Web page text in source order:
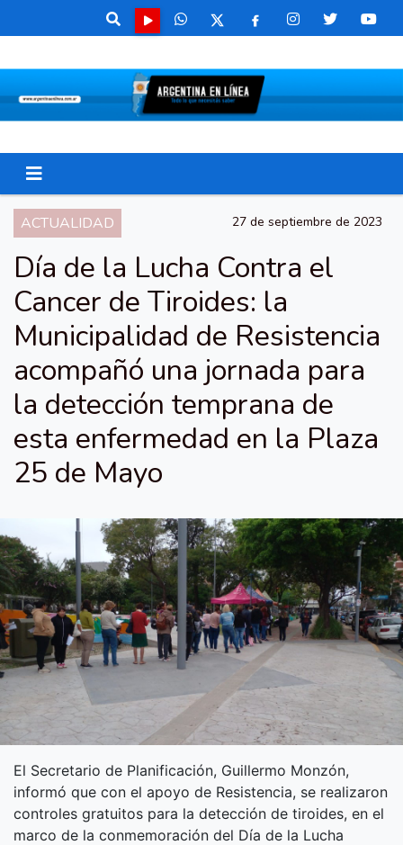
ACTUALIDAD 27 de septiembre de 2023
Día de la Lucha Contra el
Cancer de Tiroides: la
Municipalidad de Resistencia
acompañó una jornada para
la detección temprana de
esta enfermedad en la Plaza
25 de Mayo
El Secretario de Planificación, Guillermo Monzón,
informó que con el apoyo de Resistencia, se realizaron
controles gratuitos para la detección de tiroides, en el
marco de la conmemoración del Día de la Lucha